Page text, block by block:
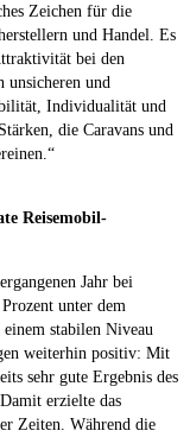
Zeichen für die
und Handel. Es
bei den
und
Individualität und
die Caravans und
Reisemobil-
Jahr bei
unter dem
stabilen Niveau
weiterhin positiv: Mit
sehr gute Ergebnis des
erzielte das
Zeiten. Während die